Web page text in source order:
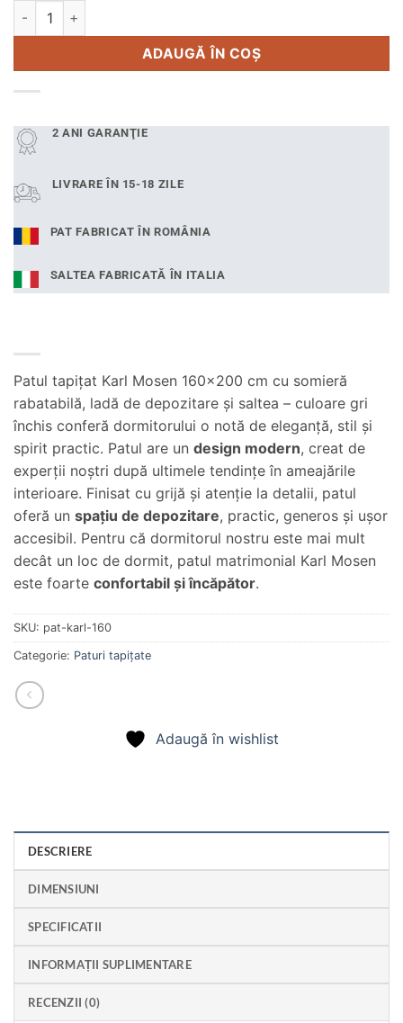
Cantitate Pat tapițat Karl Mosen 160x200 cm cu somieră
ADAUGĂ ÎN COȘ
2 ANI GARANŢIE
LIVRARE ÎN 15-18 ZILE
PAT FABRICAT ÎN ROMÂNIA
SALTEA FABRICATĂ ÎN ITALIA
Patul tapițat Karl Mosen 160×200 cm cu somieră
rabatabilă, ladă de depozitare și saltea – culoare gri
închis conferă dormitorului o notă de eleganță, stil și
spirit practic. Patul are un design modern, creat de
experţii noştri după ultimele tendinţe în ameajările
interioare. Finisat cu grijă şi atenţie la detalii, patul
oferă un spaţiu de depozitare, practic, generos şi uşor
accesibil. Pentru că dormitorul nostru este mai mult
decât un loc de dormit, patul matrimonial Karl Mosen
este foarte confortabil şi încăpător.
SKU: pat-karl-160
Categorie: Paturi tapițate
Adaugă în wishlist
DESCRIERE
DIMENSIUNI
SPECIFICATII
INFORMAȚII SUPLIMENTARE
RECENZII (0)